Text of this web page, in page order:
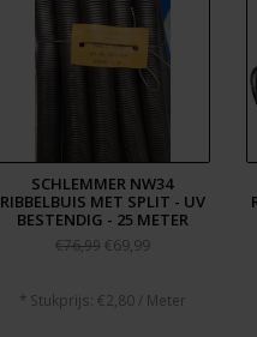
SCHLEMMER NW34
RIBBELBUIS MET SPLIT - UV
BESTENDIG - 25 METER
€76,99 €69,99
* Stukprijs: €2,80 / Meter